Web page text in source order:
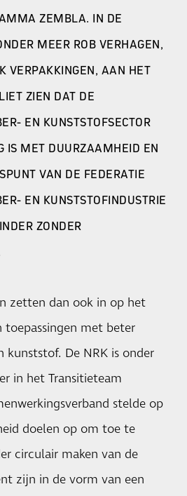
ZEMBLA. IN DE
MEER ROB VERHAGEN,
VERPAKKINGEN, AAN HET
ZIEN DAT DE
EN KUNSTSTOFSECTOR
IS MET DUURZAAMHEID EN
VAN DE FEDERATIE
EN KUNSTSTOFINDUSTRIE
ZONDER
zetten dan ook in op het
toepassingen met beter
kunststof. De NRK is onder
in het Transitieteam
stelde op
doelen op om toe te
circulair maken van de
zijn in de vorm van een